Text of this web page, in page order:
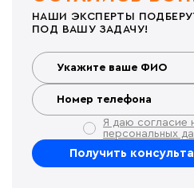
НАШИ ЭКСПЕРТЫ
ПОД ВАШУ ЗАДАЧУ!
Я даю согласие
персональных